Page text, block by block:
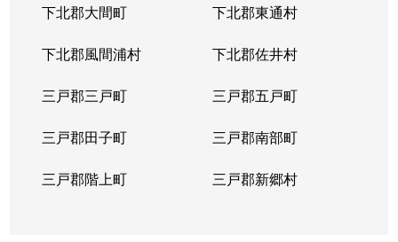
下北郡大間町 下北郡東通村
下北郡風間浦村 下北郡佐井村
三戸郡三戸町 三戸郡五戸町
三戸郡田子町 三戸郡南部町
三戸郡階上町 三戸郡新郷村